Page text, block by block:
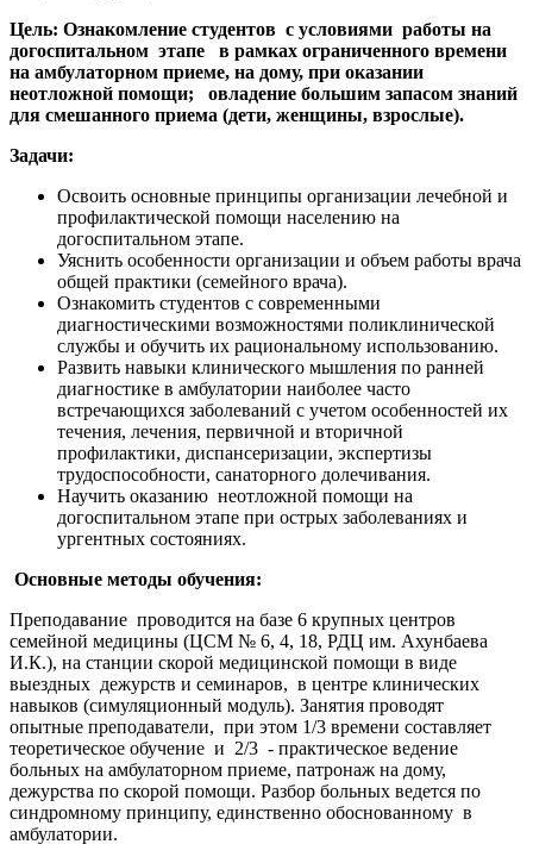
Цель: Ознакомление студентов с условиями работы на
догоспитальном этапе в рамках ограниченного времени
на амбулаторном приеме, на дому, при оказании
неотложной помощи; овладение большим запасом знаний
для смешанного приема (дети, женщины, взрослые).
Задачи:
Освоить основные принципы организации лечебной и
профилактической помощи населению на
догоспитальном этапе.
Уяснить особенности организации и объем работы врача
общей практики (семейного врача).
Ознакомить студентов с современными
диагностическими возможностями поликлинической
службы и обучить их рациональному использованию.
Развить навыки клинического мышления по ранней
диагностике в амбулатории наиболее часто
встречающихся заболеваний с учетом особенностей их
течения, лечения, первичной и вторичной
профилактики, диспансеризации, экспертизы
трудоспособности, санаторного долечивания.
Научить оказанию неотложной помощи на
догоспитальном этапе при острых заболеваниях и
ургентных состояниях.
Основные методы обучения:
Преподавание проводится на базе 6 крупных центров
семейной медицины (ЦСМ № 6, 4, 18, РДЦ им. Ахунбаева
И.К.), на станции скорой медицинской помощи в виде
выездных дежурств и семинаров, в центре клинических
навыков (симуляционный модуль). Занятия проводят
опытные преподаватели, при этом 1/3 времени составляет
теоретическое обучение и 2/3 - практическое ведение
больных на амбулаторном приеме, патронаж на дому,
дежурства по скорой помощи. Разбор больных ведется по
синдромному принципу, единственно обоснованному в
амбулатории.